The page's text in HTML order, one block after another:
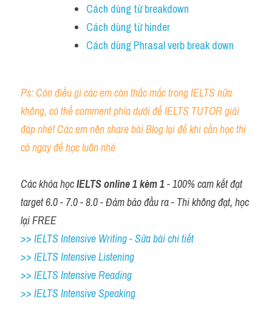
Cách dùng từ breakdown
Cách dùng từ hinder
Cách dùng Phrasal verb break down
Ps: Còn điều gì các em còn thắc mắc trong IELTS nữa
không, có thể comment phía dưới để IELTS TUTOR giải
đáp nhé! Các em nên share bài Blog lại để khi cần học thì
có ngay để học luôn nhé
Các khóa học IELTS online 1 kèm 1 - 100% cam kết đạt
target 6.0 - 7.0 - 8.0 - Đảm bảo đầu ra - Thi không đạt, học
lại FREE
>> IELTS Intensive Writing - Sửa bài chi tiết
>> IELTS Intensive Listening
>> IELTS Intensive Reading
>> IELTS Intensive Speaking